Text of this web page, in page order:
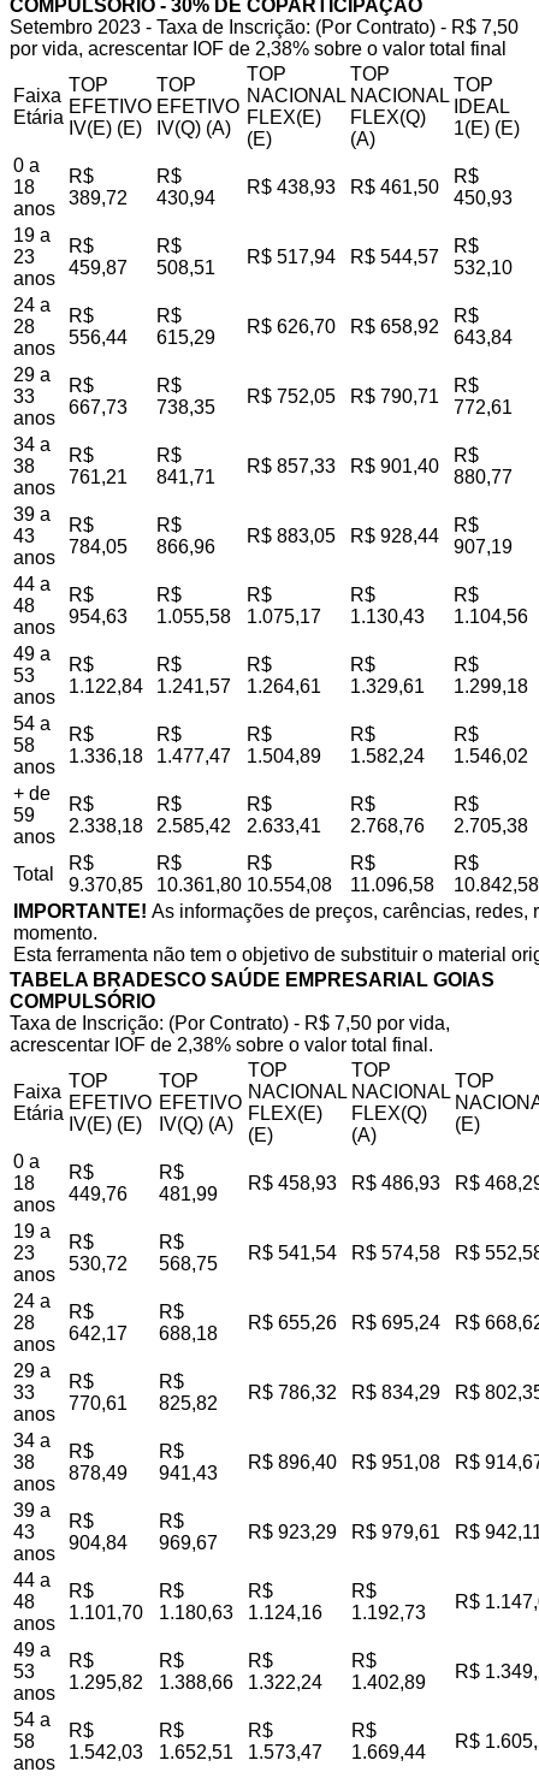
COMPULSÓRIO - 30% DE COPARTICIPAÇÃO
Setembro 2023 - Taxa de Inscrição: (Por Contrato) - R$ 7,50
por vida, acrescentar IOF de 2,38% sobre o valor total final
Faixa
Etária
TOP
EFETIVO
IV(E) (E)
TOP
EFETIVO
IV(Q) (A)
TOP
NACIONAL
FLEX(E)
(E)
TOP
NACIONAL
FLEX(Q)
(A)
TOP
IDEAL
1(E) (E)
0 a
18
anos
R$
389,72
R$
430,94
R$ 438,93 R$ 461,50
R$
450,93
19 a
23
anos
R$
459,87
R$
508,51
R$ 517,94 R$ 544,57
R$
532,10
24 a
28
anos
R$
556,44
R$
615,29
R$ 626,70 R$ 658,92
R$
643,84
29 a
33
anos
R$
667,73
R$
738,35
R$ 752,05 R$ 790,71
R$
772,61
34 a
38
anos
R$
761,21
R$
841,71
R$ 857,33 R$ 901,40
R$
880,77
39 a
43
anos
R$
784,05
R$
866,96
R$ 883,05 R$ 928,44
R$
907,19
44 a
48
anos
R$
954,63
R$
1.055,58
R$
1.075,17
R$
1.130,43
R$
1.104,56
49 a
53
anos
R$
1.122,84
R$
1.241,57
R$
1.264,61
R$
1.329,61
R$
1.299,18
54 a
58
anos
R$
1.336,18
R$
1.477,47
R$
1.504,89
R$
1.582,24
R$
1.546,02
+ de
59
anos
R$
2.338,18
R$
2.585,42
R$
2.633,41
R$
2.768,76
R$
2.705,38
Total
R$
9.370,85
R$
10.361,80
R$
10.554,08
R$
11.096,58
R$
10.842,58
IMPORTANTE! As informações de preços, carências,
momento.
Esta ferramenta não tem o objetivo de substituir o material
TABELA BRADESCO SAÚDE EMPRESARIAL GOIAS
COMPULSÓRIO
Taxa de Inscrição: (Por Contrato) - R$ 7,50 por vida,
acrescentar IOF de 2,38% sobre o valor total final.
Faixa
Etária
TOP
EFETIVO
IV(E) (E)
TOP
EFETIVO
IV(Q) (A)
TOP
NACIONAL
FLEX(E)
(E)
TOP
NACIONAL
FLEX(Q)
(A)
TOP
(E)
0 a
18
anos
R$
449,76
R$
481,99
R$ 458,93 R$ 486,93 R$
19 a
23
anos
R$
530,72
R$
568,75
R$ 541,54 R$ 574,58 R$
24 a
28
anos
R$
642,17
R$
688,18
R$ 655,26 R$ 695,24 R$
29 a
33
anos
R$
770,61
R$
825,82
R$ 786,32 R$ 834,29 R$
34 a
38
anos
R$
878,49
R$
941,43
R$ 896,40 R$ 951,08 R$
39 a
43
anos
R$
904,84
R$
969,67
R$ 923,29 R$ 979,61 R$
44 a
48
anos
R$
1.101,70
R$
1.180,63
R$
1.124,16
R$
1.192,73
R$
49 a
53
anos
R$
1.295,82
R$
1.388,66
R$
1.322,24
R$
1.402,89
R$
54 a
58
anos
R$
1.542,03
R$
1.652,51
R$
1.573,47
R$
1.669,44
R$